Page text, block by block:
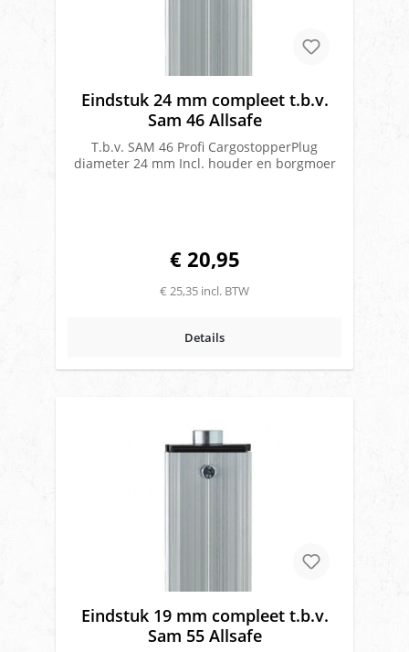
Eindstuk 24 mm compleet t.b.v.
Sam 46 Allsafe
T.b.v. SAM 46 Profi CargostopperPlug
diameter 24 mm Incl. houder en borgmoer
€ 20,95
€ 25,35 incl. BTW
Details
Eindstuk 19 mm compleet t.b.v.
Sam 55 Allsafe